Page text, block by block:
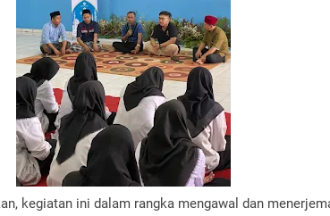
kegiatan ini dalam rangka mengawal dan